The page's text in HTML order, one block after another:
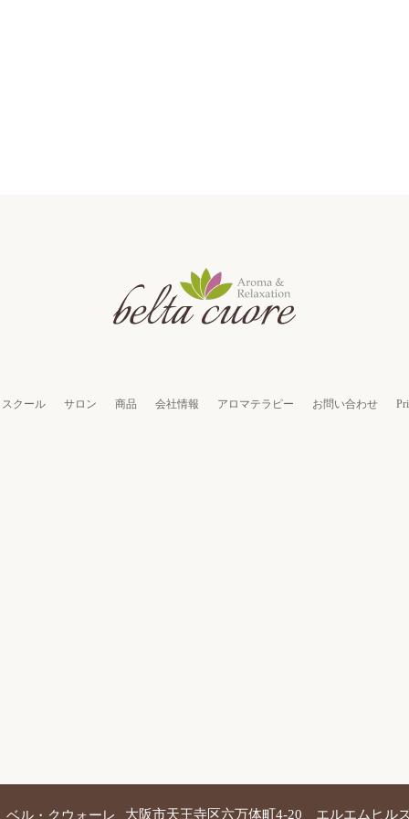
スクール サロン 商品 会社情報 アロマテラピー お問い合わせ
ル・クウォーレ 大阪市天王寺区六万体町4-20 エルエムヒル